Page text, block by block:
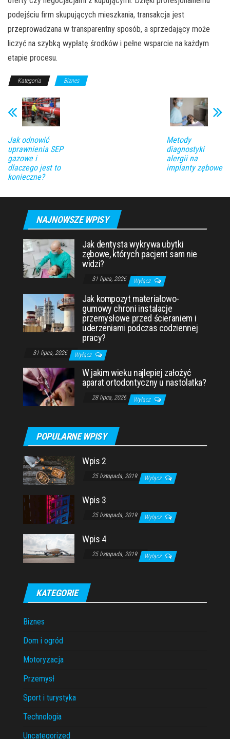
podejściu firm skupujących mieszkania, transakcja jest
przeprowadzana w transparentny sposób, a sprzedający może
liczyć na szybką wypłatę środków i pełne wsparcie na każdym
etapie procesu.
Kategoria Biznes
Jak odnowić
uprawnienia SEP
gazowe i
dlaczego jest to
konieczne?
Metody
diagnostyki
alergii na
implanty zębowe
NAJNOWSZE WPISY
Jak dentysta wykrywa ubytki
zębowe, których pacjent sam nie
widzi?
31 lipca, 2026 Wyłącz
Jak kompozyt materiałowo-
gumowy chroni instalacje
przemysłowe przed ścieraniem i
uderzeniami podczas codziennej
pracy?
31 lipca, 2026 Wyłącz
W jakim wieku najlepiej założyć
aparat ortodontyczny u nastolatka?
28 lipca, 2026 Wyłącz
POPULARNE WPISY
Wpis 2
25 listopada, 2019 Wyłącz
Wpis 3
25 listopada, 2019 Wyłącz
Wpis 4
25 listopada, 2019 Wyłącz
KATEGORIE
Biznes
Dom i ogród
Motoryzacja
Przemysł
Sport i turystyka
Technologia
Uncategorized